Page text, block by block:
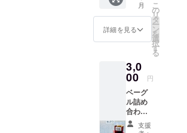
用いた
だけま
す。）
数：2回
期限：
オープ
半年間
ちょっ
とした
応援の
ドリン
ク 1杯
通常営
業で
はメ
ニュー
の一部
からし
か選べ
ません
が、ク
月
詳細を見る
こ
の
リ
タ
ー
ン
を
選
択
す
る
3,0
00 円
ベーグ
ル詰め
合わせ
セット
（6個・
支援